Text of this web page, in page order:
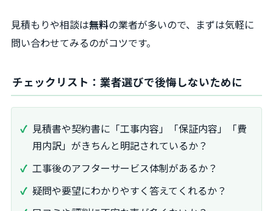
見積もりや相談は無料の業者が多いので、まずは気軽に
問い合わせてみるのがコツです。
チェックリスト：業者選びで後悔しないために
見積書や契約書に「工事内容」「保証内容」「費
用内訳」がきちんと明記されているか？
工事後のアフターサービス体制があるか？
疑問や要望にわかりやすく答えてくれるか？